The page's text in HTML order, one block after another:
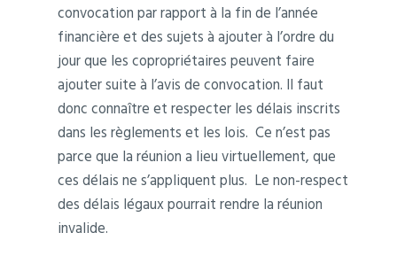
convocation par rapport à la fin de l’année
financière et des sujets à ajouter à l’ordre du
jour que les copropriétaires peuvent faire
ajouter suite à l’avis de convocation. Il faut
donc connaître et respecter les délais inscrits
dans les règlements et les lois. Ce n’est pas
parce que la réunion a lieu virtuellement, que
ces délais ne s’appliquent plus. Le non-respect
des délais légaux pourrait rendre la réunion
invalide.